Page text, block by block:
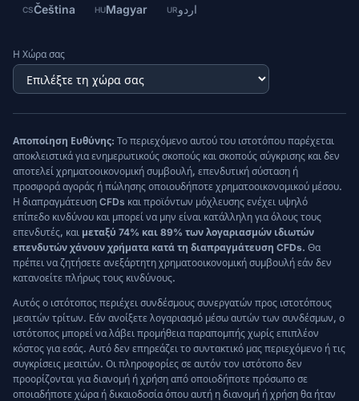
CSČeština HUMagyar URاردو
Η Χώρα σας
Αποποίηση Ευθύνης: Το περιεχόμενο αυτού του ιστοτόπου παρέχεται
αποκλειστικά για ενημερωτικούς σκοπούς και σκοπούς σύγκρισης και δεν
αποτελεί χρηματοοικονομική συμβουλή, επενδυτική σύσταση ή
προσφορά αγοράς ή πώλησης οποιουδήποτε χρηματοοικονομικού μέσου.
Η διαπραγμάτευση CFDs και προϊόντων μόχλευσης ενέχει υψηλό
επίπεδο κινδύνου και μπορεί να μην είναι κατάλληλη για όλους τους
επενδυτές, και μεταξύ 74% και 89% των λογαριασμών ιδιωτών
επενδυτών χάνουν χρήματα κατά τη διαπραγμάτευση CFDs. Θα
πρέπει να ζητήσετε ανεξάρτητη χρηματοοικονομική συμβουλή εάν δεν
κατανοείτε πλήρως τους κινδύνους.
Αυτός ο ιστότοπος περιέχει συνδέσμους συνεργατών προς ιστοτόπους
μεσιτών τρίτων. Εάν ανοίξετε λογαριασμό μέσω αυτών των συνδέσμων, ο
ιστότοπος μπορεί να λάβει προμήθεια παραπομπής χωρίς επιπλέον
κόστος για εσάς. Αυτό δεν επηρεάζει το συντακτικό μας περιεχόμενο ή τις
συγκρίσεις μεσιτών. Οι πληροφορίες σε αυτόν τον ιστότοπο δεν
προορίζονται για διανομή ή χρήση από οποιοδήποτε πρόσωπο σε
οποιαδήποτε χώρα ή δικαιοδοσία όπου αυτή η διανομή ή χρήση θα ήταν